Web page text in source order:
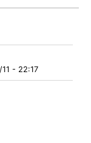
- 22:17